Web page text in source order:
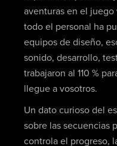
aventuras en el juego
todo el personal ha
equipos de diseño,
sonido, desarrollo,
trabajaron al 110 %
llegue a vosotros.
Un dato curioso del
sobre las secuencias
controla el progreso,